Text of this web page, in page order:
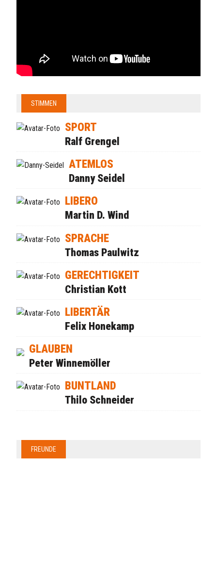
STIMMEN
SPORT
Ralf Grengel
ATEMLOS
Danny Seidel
LIBERO
Martin D. Wind
SPRACHE
Thomas Paulwitz
GERECHTIGKEIT
Christian Kott
LIBERTÄR
Felix Honekamp
GLAUBEN
Peter Winnemöller
BUNTLAND
Thilo Schneider
FREUNDE